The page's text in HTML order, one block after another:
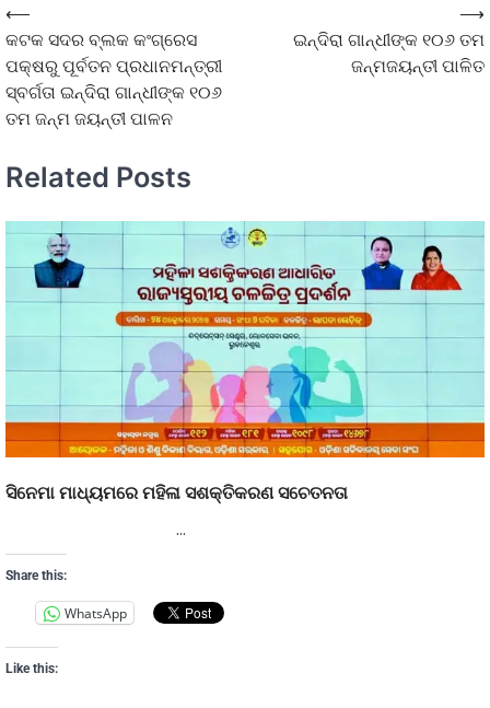
⟵
କଟକ ସଦର ବ୍ଲକ କଂଗ୍ରେସ
ପକ୍ଷରୁ ପୂର୍ବତନ ପ୍ରଧାନମନ୍ତ୍ରୀ
ସ୍ବର୍ଗତା ଇନ୍ଦିରା ଗାନ୍ଧୀଙ୍କ ୧୦୬
ତମ ଜନ୍ମ ଜୟନ୍ତୀ ପାଳନ
ଇନ୍ଦିରା ଗାନ୍ଧୀଙ୍କ ୧୦୬ ତମ
ଜନ୍ମଜୟନ୍ତୀ ପାଳିତ
⟶
Related Posts
ସିନେମା ମାଧ୍ୟମରେ ମହିଳା ସଶକ୍ତିକରଣ ସଚେତନତା
…
Share this:
WhatsApp
Like this: